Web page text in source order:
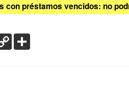
con préstamos vencidos: no
Copy
Link